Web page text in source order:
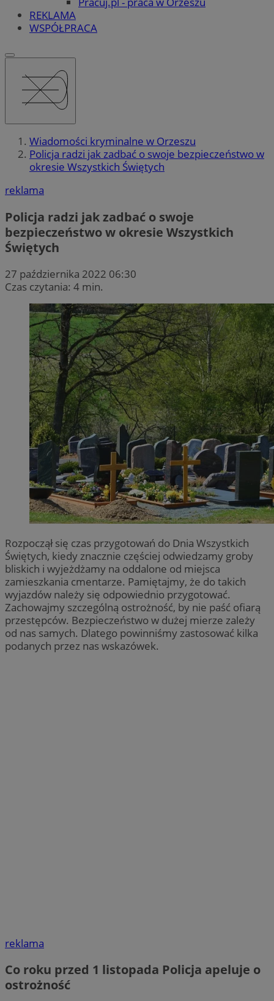
REKLAMA
WSPÓŁPRACA
Wiadomości kryminalne w Orzeszu
Policja radzi jak zadbać o swoje bezpieczeństwo w
okresie Wszystkich Świętych
reklama
Policja radzi jak zadbać o swoje
bezpieczeństwo w okresie Wszystkich
Świętych
27 października 2022 06:30
Czas czytania: 4 min.
Rozpoczął się czas przygotowań do Dnia Wszystkich
Świętych, kiedy znacznie częściej odwiedzamy groby
bliskich i wyjeżdżamy na oddalone od miejsca
zamieszkania cmentarze. Pamiętajmy, że do takich
wyjazdów należy się odpowiednio przygotować.
Zachowajmy szczególną ostrożność, by nie paść ofiarą
przestępców. Bezpieczeństwo w dużej mierze zależy
od nas samych. Dlatego powinniśmy zastosować kilka
podanych przez nas wskazówek.
reklama
Co roku przed 1 listopada Policja apeluje o
ostrożność